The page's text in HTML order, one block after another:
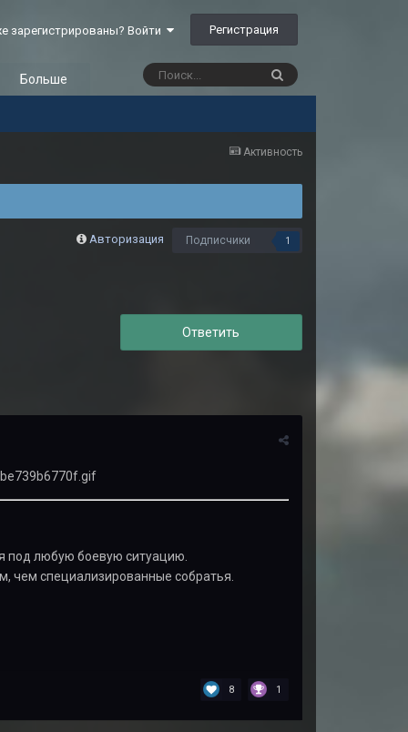
зарегистрированы? Войти Регистрация
Больше
Активность
Авторизация Подписчики 1
Ответить
под любую боевую ситуацию.
чем специализированные собратья.
8 1